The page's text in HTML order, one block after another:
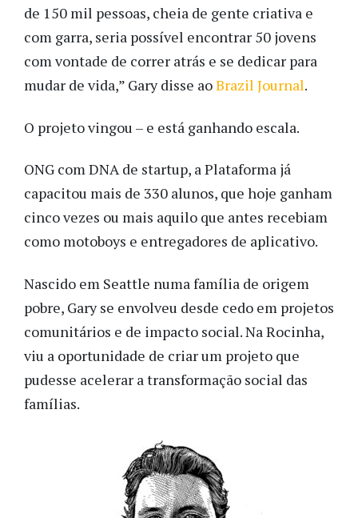
de 150 mil pessoas, cheia de gente criativa e
com garra, seria possível encontrar 50 jovens
com vontade de correr atrás e se dedicar para
mudar de vida,” Gary disse aoBrazil Journal.
O projeto vingou – e está ganhando escala.
ONG com DNA de startup, a Plataforma já
capacitou mais de 330 alunos, que hoje ganham
cinco vezes ou mais aquilo que antes recebiam
como motoboys e entregadores de aplicativo.
Nascido em Seattle numa família de origem
pobre, Gary se envolveu desde cedo em projetos
comunitários e de impacto social. Na Rocinha,
viu a oportunidade de criar um projeto que
pudesse acelerar a transformação social das
famílias.